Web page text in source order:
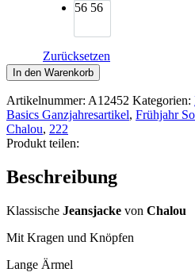
56 56
Zurücksetzen
Chalou
Jeansjacke
stretchig
Menge
In den Warenkorb
Artikelnummer: A12452 Kategorien:
Basics Ganzjahresartikel, Frühjahr
Chalou, 222
Produkt teilen:
Beschreibung
Klassische Jeansjacke von Chalou
Mit Kragen und Knöpfen
Lange Ärmel